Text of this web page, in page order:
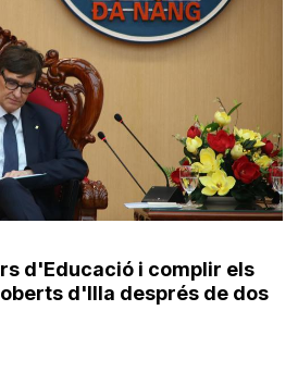
d'Educació i complir els
d'Illa després de dos